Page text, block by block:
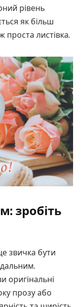
рівень
як більш
проста листівка.
зробіть
звичка бути
оригінальні
прозу або